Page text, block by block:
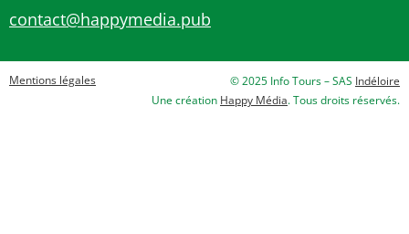
contact@happymedia.pub
Mentions légales © 2025 Info Tours – SAS Indéloire
Une création Happy Média. Tous droits réservés.